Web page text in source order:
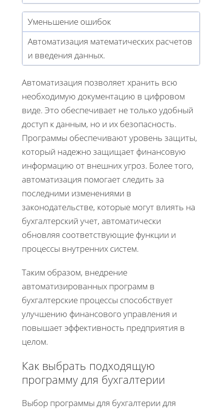
Уменьшение ошибок
Автоматизация математических расчетов
и введения данных.
Автоматизация позволяет хранить всю
необходимую документацию в цифровом
виде. Это обеспечивает не только удобный
доступ к данным, но и их безопасность.
Программы обеспечивают уровень защиты,
который надежно защищает финансовую
информацию от внешних угроз. Более того,
автоматизация помогает следить за
последними изменениями в
законодательстве, которые могут влиять на
бухгалтерский учет, автоматически
обновляя соответствующие функции и
процессы внутренних систем.
Таким образом, внедрение
автоматизированных программ в
бухгалтерские процессы способствует
улучшению финансового управления и
повышает эффективность предприятия в
целом.
Как выбрать подходящую
программу для бухгалтерии
Выбор программы для бухгалтерии для